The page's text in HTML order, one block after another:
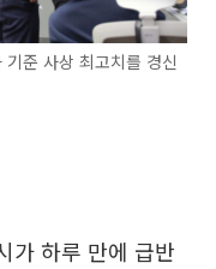
준 사상 최고치를 경신
가 하루 만에 급반